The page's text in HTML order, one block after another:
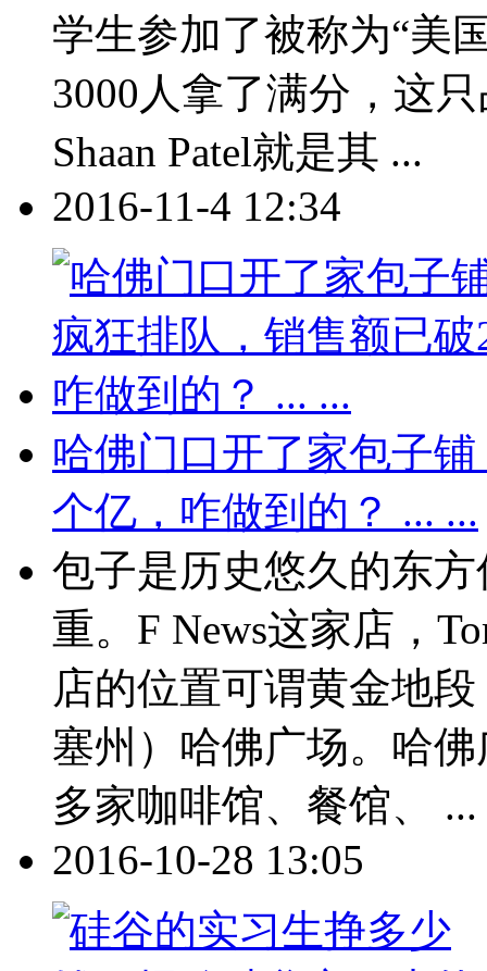
学生参加了被称为“美
3000人拿了满分，这
Shaan Patel就是其 ...
2016-11-4 12:34
哈佛门口开了家包子
个亿，咋做到的？ ... ...
包子是历史悠久的东
重。F News这家店，
店的位置可谓黄金地
塞州）哈佛广场。哈
多家咖啡馆、餐馆、 ...
2016-10-28 13:05